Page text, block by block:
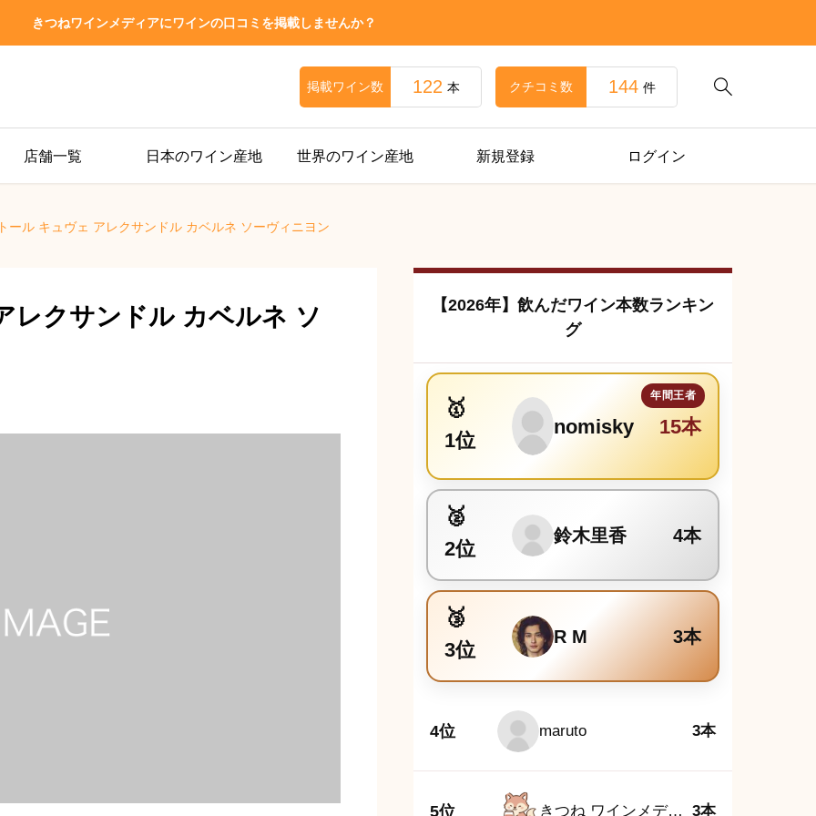
きつねワインメディアにワインの口コミを掲載しませんか？

掲載ワイン数 122 本 クチコミ数 144 件
店舗一覧 日本のワイン産地 世界のワイン産地 新規登録 ログイン
ール キュヴェ アレクサンドル カベルネ ソーヴィニヨン
レクサンドル カベルネ ソ
【2026年】飲んだワイン本数ランキン
グ
1位
nomisky 15本
2位
鈴木里香 4本
3位
R M 3本
4位 maruto 3本
5位 きつね ワインメディア編集部 3本